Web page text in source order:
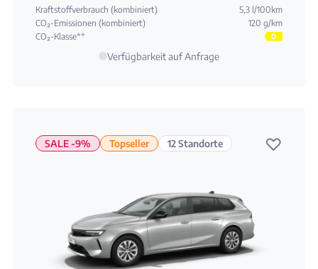
Kraftstoffverbrauch (kombiniert)
5,3 l/100km
CO₂-Emissionen (kombiniert)
120 g/km
CO₂-Klasse**
D
Verfügbarkeit auf Anfrage
SALE -9% Topseller 12 Standorte ♡